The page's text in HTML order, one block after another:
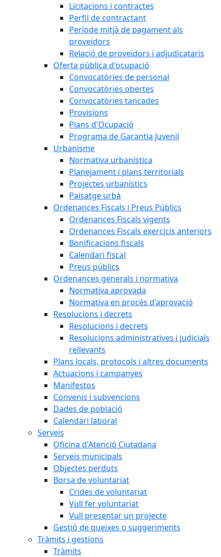
Licitacions i contractes
Perfil de contractant
Període mitjà de pagament als
proveïdors
Relació de proveïdors i adjudicataris
Oferta pública d'ocupació
Convocatòries de personal
Convocatòries obertes
Convocatòries tancades
Provisions
Plans d'Ocupació
Programa de Garantia Juvenil
Urbanisme
Normativa urbanística
Planejament i plans territorials
Projectes urbanístics
Paisatge urbà
Ordenances Fiscals i Preus Públics
Ordenances Fiscals vigents
Ordenances Fiscals exercicis anteriors
Bonificacions fiscals
Calendari fiscal
Preus públics
Ordenances generals i normativa
Normativa aprovada
Normativa en procés d'aprovació
Resolucions i decrets
Resolucions i decrets
Resolucions administratives i judicials
rellevants
Plans locals, protocols i altres documents
Actuacions i campanyes
Manifestos
Convenis i subvencions
Dades de població
Calendari laboral
Serveis
Oficina d'Atenció Ciutadana
Serveis municipals
Objectes perduts
Borsa de voluntariat
Crides de voluntariat
Vull fer voluntariat
Vull presentar un projecte
Gestió de queixes o suggeriments
Tràmits i gestions
Tràmits